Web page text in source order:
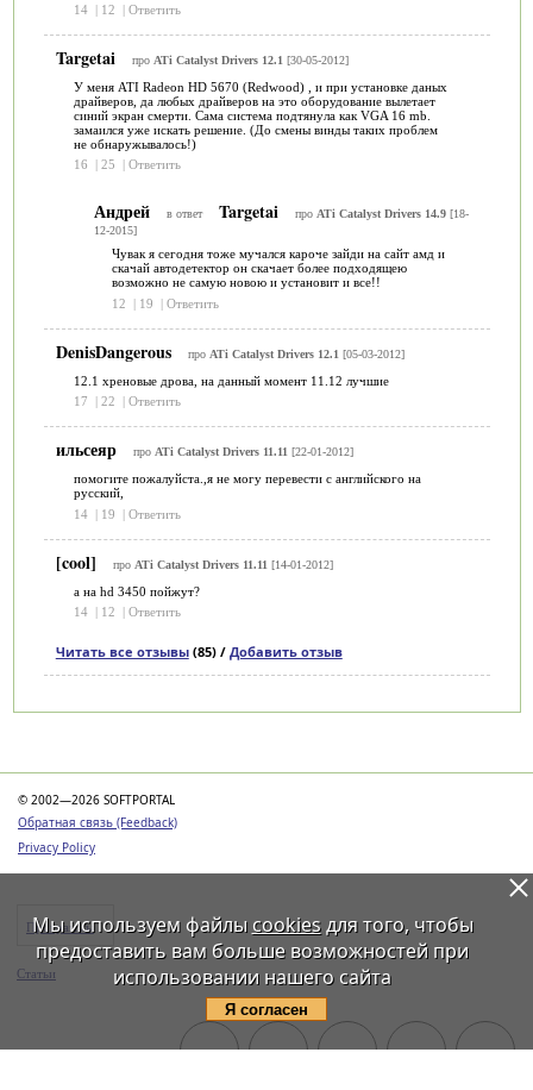
14 | 12 | Ответить
Targetai про ATi Catalyst Drivers 12.1 [30-05-2012]
У меня ATI Radeon HD 5670 (Redwood) , и при установке даных
драйверов, да любых драйверов на это оборудование вылетает
синий экран смерти. Сама система подтянула как VGA 16 mb.
замаился уже искать решение. (До смены винды таких проблем
не обнаружывалось!)
16
25 Ответить
Андрей в ответ Targetai про ATi Catalyst Drivers 14.9[18-
12-2015]
Чувак я сегодня тоже мучался кароче зайди на сайт амд и
скачай автодетектор он скачает более подходящею
возможно не самую новою и установит и все!!
12
| 19 | Ответить
DenisDangerous про ATi Catalyst Drivers 12.1 [05-03-2012]
12.1 хреновые дрова, на данный момент 11.12 лучшие
17
22 Ответить
ильсеяр про ATi Catalyst Drivers 11.11[22-01-2012]
помогите пожалуйста.,я не могу перевести с английского на
русский,
14 | 19 | Ответить
[cool] про ATi Catalyst Drivers 11.11 [14-01-2012]
а на hd 3450 пойжут?
14
12 Ответить
Читать все отзывы(85) / Добавить отзыв
© 2002—2026 SOFTPORTAL
Обратная связь (Feedback)
Privacy Policy
Программы
Статьи
Мы используем файлы cookiesдля того, чтобы
предоставить вам больше возможностей при
использовании нашего сайта